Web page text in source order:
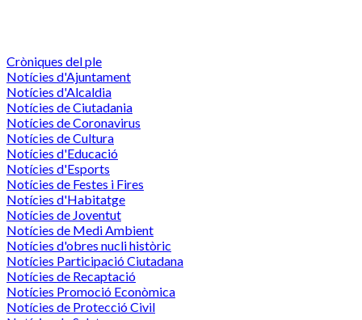
Cròniques del ple
Notícies d'Ajuntament
Notícies d'Alcaldia
Notícies de Ciutadania
Notícies de Coronavirus
Notícies de Cultura
Notícies d'Educació
Notícies d'Esports
Notícies de Festes i Fires
Notícies d'Habitatge
Notícies de Joventut
Notícies de Medi Ambient
Notícies d'obres nucli històric
Notícies Participació Ciutadana
Notícies de Recaptació
Notícies Promoció Econòmica
Notícies de Protecció Civil